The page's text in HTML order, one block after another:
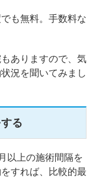
も無料。手数料な
ありますので、気
況を聞いてみまし
る
以上の施術間隔を
すれば、比較的最